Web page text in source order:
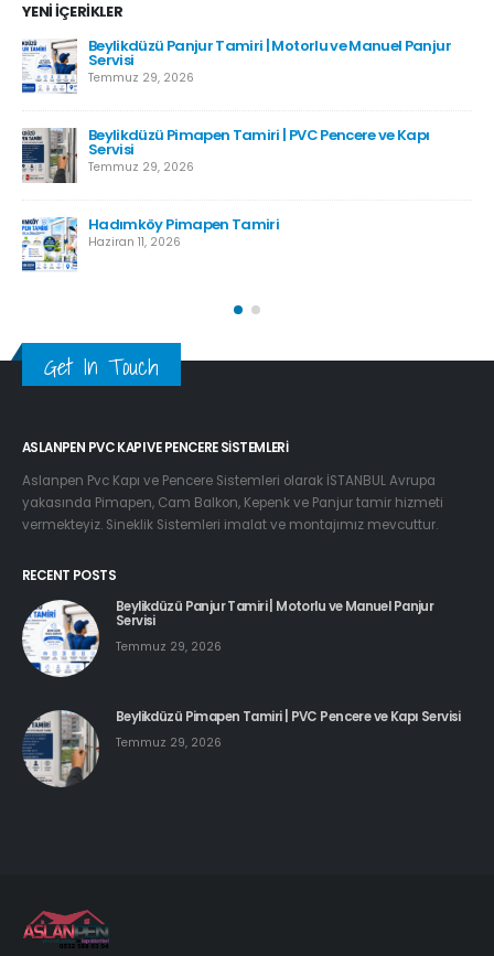
YENI İÇERIKLER
Beylikdüzü Panjur Tamiri | Motorlu ve Manuel Panjur
Servisi
Temmuz 29, 2026
Beylikdüzü Pimapen Tamiri | PVC Pencere ve Kapı
Servisi
Temmuz 29, 2026
Hadımköy Pimapen Tamiri
Haziran 11, 2026
Get In Touch
ASLANPEN PVC KAPI VE PENCERE SISTEMLERI
Aslanpen Pvc Kapı ve Pencere Sistemleri olarak İSTANBUL Avrupa
yakasında Pimapen, Cam Balkon, Kepenk ve Panjur tamir hizmeti
vermekteyiz. Sineklik Sistemleri imalat ve montajımız mevcuttur.
RECENT POSTS
Beylikdüzü Panjur Tamiri | Motorlu ve Manuel Panjur
Servisi
Temmuz 29, 2026
Beylikdüzü Pimapen Tamiri | PVC Pencere ve Kapı Servisi
Temmuz 29, 2026